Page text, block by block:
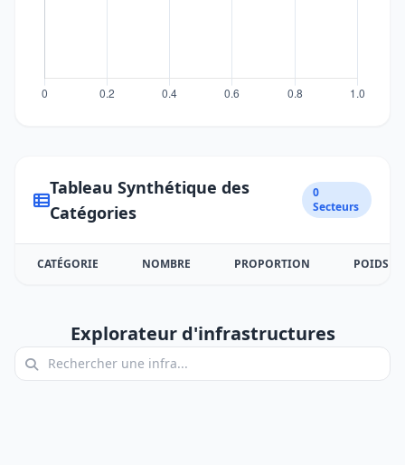
Tableau Synthétique des
Catégories
0
Secteurs
CATÉGORIE NOMBRE PROPORTION POIDS
Explorateur d'infrastructures